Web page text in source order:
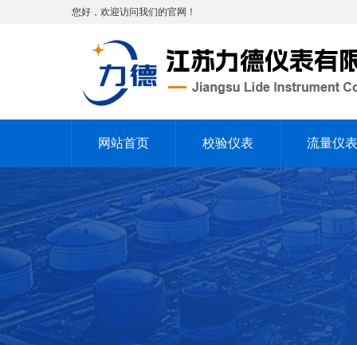
您好，欢迎访问我们的官网！
网站首页 校验仪表 流量仪表